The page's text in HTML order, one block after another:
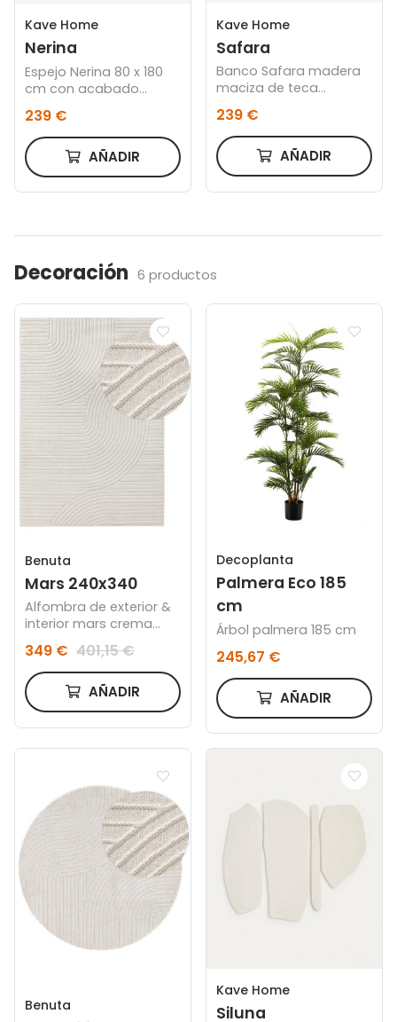
Kave Home
Nerina
Espejo Nerina 80 x 180
cm con acabado
natural
239 €
AÑADIR
Kave Home
Safara
Banco Safara madera
maciza de teca
reciclada 150 cm
239 €
AÑADIR
Decoración 6 productos
Benuta
Mars 240x340
Alfombra de exterior &
interior mars crema
240x340
349 € 401,15 €
AÑADIR
Decoplanta
Palmera Eco 185
cm
Árbol palmera 185 cm
245,67 €
AÑADIR
Benuta
Kave Home
Siluna